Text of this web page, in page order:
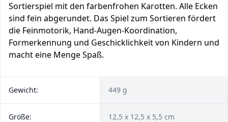
Sortierspiel mit den farbenfrohen Karotten. Alle Ecken
sind fein abgerundet. Das Spiel zum Sortieren fördert
die Feinmotorik, Hand-Augen-Koordination,
Formerkennung und Geschicklichkeit von Kindern und
macht eine Menge Spaß.
Gewicht: 449 g
Größe: 12,5 x 12,5 x 5,5 cm